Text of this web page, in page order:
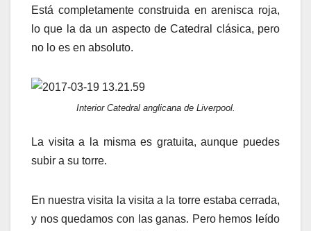
Está completamente construida en arenisca roja,
lo que la da un aspecto de Catedral clásica, pero
no lo es en absoluto.
Interior Catedral anglicana de Liverpool.
La visita a la misma es gratuita, aunque puedes
subir a su torre.
En nuestra visita la visita a la torre estaba cerrada,
y nos quedamos con las ganas. Pero hemos leído